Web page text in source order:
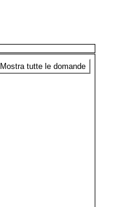
Mostra tutte le domande